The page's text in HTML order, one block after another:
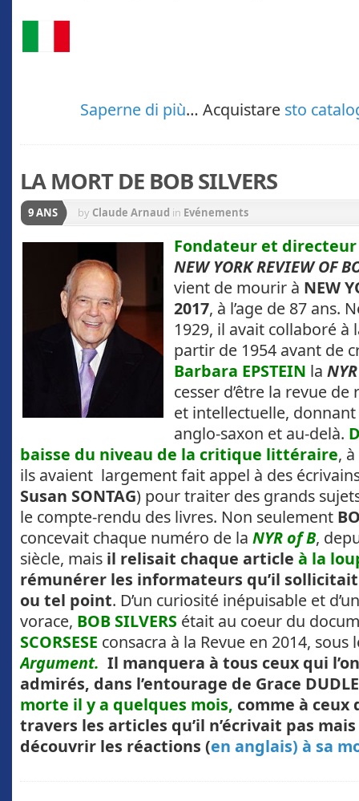
Saperne di più… Acquistare sto
LA MORT DE BOB SILVERS
9 ANS by Claude Arnaud in Evénements
Fondateur et
NEW YORK REVIEW OF
vient de mourir à NEW
2017, à l’age de 87 ans.
1929, il avait collaboré à
partir de 1954 avant de
Barbara EPSTEIN la
cesser d’être la revue
et intellectuelle,
anglo-saxon et au-delà.
baisse du niveau de la critique littéraire,
ils avaient largement fait appel à des
Susan SONTAG) pour traiter des grands
le compte-rendu des livres. Non seulement
concevait chaque numéro de la NYR of B,
siècle, mais il relisait chaque article à la
rémunérer les informateurs qu’il
ou tel point. D’un curiosité inépuisable et
vorace, BOB SILVERS était au coeur du
SCORSESE consacra à la Revue en 2014,
Argument. Il manquera à tous ceux qui
admirés, dans l’entourage de Grace
morte il y a quelques mois, comme à
travers les articles qu’il n’écrivait pas
découvrir les réactions (en anglais) à sa